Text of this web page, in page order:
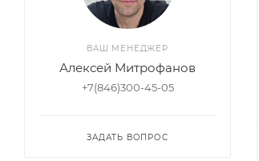
ВАШ МЕНЕДЖЕР
Алексей Митрофанов
+7(846)300-45-05
ЗАДАТЬ ВОПРОС